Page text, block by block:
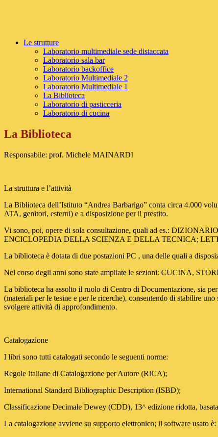
Le strutture
Laboratorio multimediale sede distaccata
Laboratorio sala bar
Laboratorio backoffice
Laboratorio Multimediale 2
Laboratorio Multimediale 1
La Biblioteca
Laboratorio di pasticceria
Laboratorio di cucina
La Biblioteca
Responsabile: prof. Michele MAINARDI
La struttura e l’attività
La Biblioteca dell’Istituto “Andrea Barbarigo” conta circa 4.000
ATA, genitori, esterni) e a disposizione per il prestito.
Vi sono, poi, opere di sola consultazione, quali ad es.:
ENCICLOPEDIA DELLA SCIENZA E DELLA TECNICA;
La biblioteca è dotata di due postazioni PC , una delle quali a
Nel corso degli anni sono state ampliate le sezioni: CUCINA,
La biblioteca ha assolto il ruolo di Centro di Documentazione, sia
(materiali per le tesine e per le ricerche), consentendo di stabilire
svolgere attività di approfondimento.
Catalogazione
I libri sono tutti catalogati secondo le seguenti norme:
Regole Italiane di Catalogazione per Autore (RICA);
International Standard Bibliographic Description (ISBD);
Classificazione Decimale Dewey (CDD), 13^ edizione ridotta,
La catalogazione avviene su supporto elettronico; il software usato